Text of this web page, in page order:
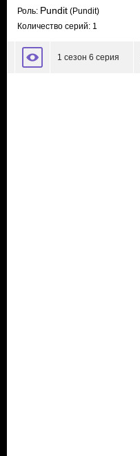
Роль: Pundit (Pundit)
Количество серий: 1
1 сезон 6 серия